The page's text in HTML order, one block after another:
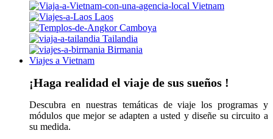
Vietnam
Laos
Camboya
Tailandia
Birmania
Viajes a Vietnam
¡Haga realidad el viaje de sus sueños !
Descubra en nuestras temáticas de viaje los programas y
módulos que mejor se adapten a usted y diseñe su circuito a
su medida.